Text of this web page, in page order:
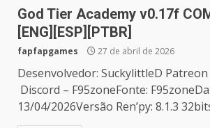
God Tier Academy v0.17f
[ENG][ESP][PTBR]
fapfapgames 27 de abril de 2026
Desenvolvedor: SuckylittleD Patreon
Discord – F95zoneFonte:
13/04/2026Versão Ren’py: 8.1.3